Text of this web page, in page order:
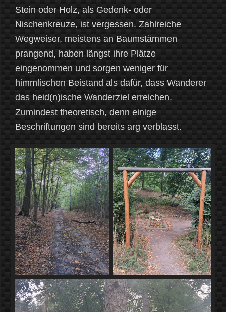
Stein oder Holz, als Gedenk- oder
Nischenkreuze, ist vergessen. Zahlreiche
Wegweiser, meistens an Baumstämmen
prangend, haben längst ihre Plätze
eingenommen und sorgen weniger für
himmlischen Beistand als dafür, dass Wanderer
das heid(n)ische Wanderziel erreichen.
Zumindest theoretisch, denn einige
Beschriftungen sind bereits arg verblasst.